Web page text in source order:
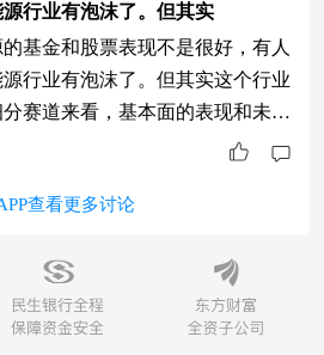
行业有泡沫了。但其实
基金和股票表现不是很好，有人
行业有泡沫了。但其实这个行业
赛道来看，基本面的表现和未来
乐观的，新能源汽车产销量可
都既符合绿色环保的时代理念，又
前虽然有所回落，但正是一个回
的低点买入，我一直关注建信的
查看更多讨论